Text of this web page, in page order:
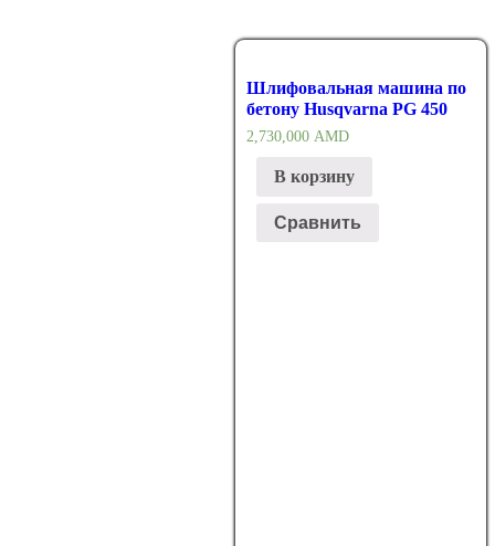
Шлифовальная машина по
бетону Husqvarna PG 450
2,730,000 AMD
В корзину
Сравнить